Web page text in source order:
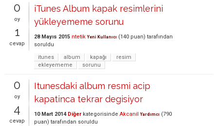
0
oy
1
cevap
iTunes Album kapak resimlerini
yükleyememe sorunu
28 Mayıs 2015 ntetik Yeni Kullanıcı (140 puan) tarafından
soruldu
itunes
album kapağı
resim
ekleyememe
sorunu
0
oy
4
cevap
Itunesdaki album resmi acip
kapatinca tekrar degisiyor
10 Mart 2014 Diğerkategorisinde Akcanil Yardımcı (790
puan) tarafından soruldu